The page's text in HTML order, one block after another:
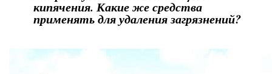
кипячения. Какие же средства
применять для удаления загрязнений?